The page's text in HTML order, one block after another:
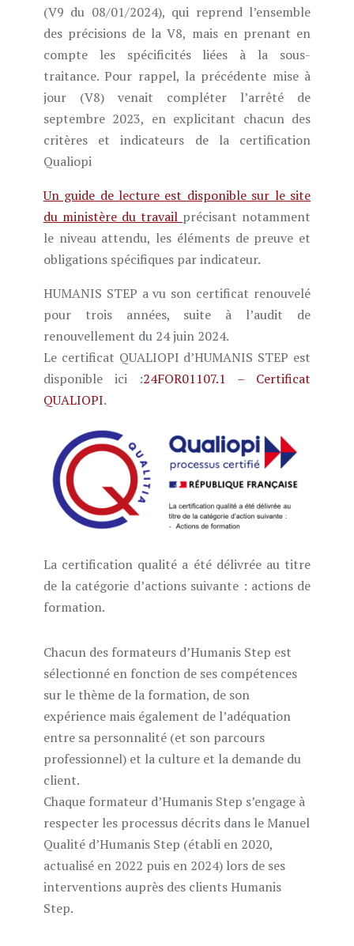
(V9 du 08/01/2024), qui reprend l’ensemble
des précisions de la V8, mais en prenant en
compte les spécificités liées à la sous-
traitance. Pour rappel, la précédente mise à
jour (V8) venait compléter l’arrêté de
septembre 2023, en explicitant chacun des
critères et indicateurs de la certification
Qualiopi
Un guide de lecture est disponible sur le site
du ministère du travail précisant notamment
le niveau attendu, les éléments de preuve et
obligations spécifiques par indicateur.
HUMANIS STEP a vu son certificat renouvelé
pour trois années, suite à l’audit de
renouvellement du 24 juin 2024.
Le certificat QUALIOPI d’HUMANIS STEP est
disponible ici :24FOR01107.1 – Certificat
QUALIOPI.
La certification qualité a été délivrée au titre
de la catégorie d’actions suivante : actions de
formation.
Chacun des formateurs d’Humanis Step est
sélectionné en fonction de ses compétences
sur le thème de la formation, de son
expérience mais également de l’adéquation
entre sa personnalité (et son parcours
professionnel) et la culture et la demande du
client.
Chaque formateur d’Humanis Step s’engage à
respecter les processus décrits dans le Manuel
Qualité d’Humanis Step (établi en 2020,
actualisé en 2022 puis en 2024) lors de ses
interventions auprès des clients Humanis
Step.